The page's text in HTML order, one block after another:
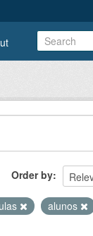
Order by
alunos